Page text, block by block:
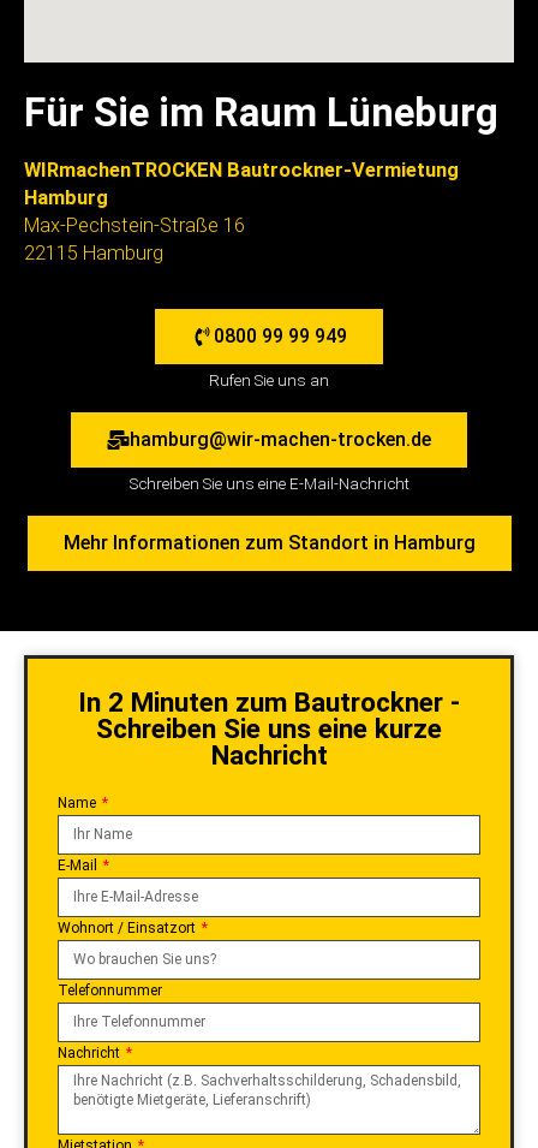
Für Sie im Raum Lüneburg
WIRmachenTROCKEN Bautrockner-Vermietung
Hamburg
Max-Pechstein-Straße 16
22115 Hamburg
0800 99 99 949
Rufen Sie uns an
hamburg@wir-machen-trocken.de
Schreiben Sie uns eine E-Mail-Nachricht
Mehr Informationen zum Standort in Hamburg
In 2 Minuten zum Bautrockner -
Schreiben Sie uns eine kurze
Nachricht
Name
E-Mail
Wohnort / Einsatzort
Telefonnummer
Nachricht